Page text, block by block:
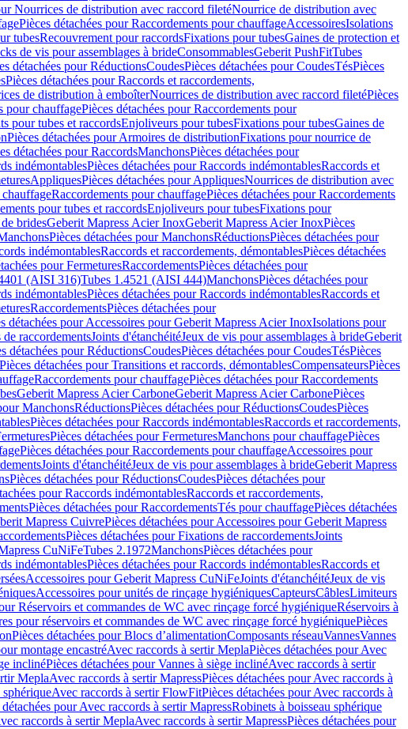
Nourrices de distribution avec raccord filetéNourrice de distribution avec
Pièces détachées pour Raccordements pour chauffageAccessoiresIsolations
tubesRecouvrement pour raccordsFixations pour tubesGaines de protection et
de vis pour assemblages à brideConsommablesGeberit PushFitTubes
détachées pour RéductionsCoudesPièces détachées pour CoudesTésPièces
Pièces détachées pour Raccords et raccordements,
de distribution à emboîterNourrices de distribution avec raccord filetéPièces
pour chauffagePièces détachées pour Raccordements pour
pour tubes et raccordsEnjoliveurs pour tubesFixations pour tubesGaines de
Pièces détachées pour Armoires de distributionFixations pour nourrice de
détachées pour RaccordsManchonsPièces détachées pour
indémontablesPièces détachées pour Raccords indémontablesRaccords et
AppliquesPièces détachées pour AppliquesNourrices de distribution avec
chauffageRaccordements pour chauffagePièces détachées pour Raccordements
pour tubes et raccordsEnjoliveurs pour tubesFixations pour
bridesGeberit Mapress Acier InoxGeberit Mapress Acier InoxPièces
Pièces détachées pour ManchonsRéductionsPièces détachées pour
indémontablesRaccords et raccordements, démontablesPièces détachées
pour FermeturesRaccordementsPièces détachées pour
(AISI 316)Tubes 1.4521 (AISI 444)ManchonsPièces détachées pour
indémontablesPièces détachées pour Raccords indémontablesRaccords et
RaccordementsPièces détachées pour
détachées pour Accessoires pour Geberit Mapress Acier InoxIsolations pour
raccordementsJoints d'étanchéitéJeux de vis pour assemblages à brideGeberit
détachées pour RéductionsCoudesPièces détachées pour CoudesTésPièces
Pièces détachées pour Transitions et raccords, démontablesCompensateursPièces
Raccordements pour chauffagePièces détachées pour Raccordements
Geberit Mapress Acier CarboneGeberit Mapress Acier CarbonePièces
ManchonsRéductionsPièces détachées pour RéductionsCoudesPièces
Pièces détachées pour Raccords indémontablesRaccords et raccordements,
Pièces détachées pour FermeturesManchons pour chauffagePièces
Pièces détachées pour Raccordements pour chauffageAccessoires pour
Joints d'étanchéitéJeux de vis pour assemblages à brideGeberit Mapress
Pièces détachées pour RéductionsCoudesPièces détachées pour
pour Raccords indémontablesRaccords et raccordements,
Pièces détachées pour RaccordementsTés pour chauffagePièces détachées
Mapress CuivrePièces détachées pour Accessoires pour Geberit Mapress
Pièces détachées pour Fixations de raccordementsJoints
CuNiFeTubes 2.1972ManchonsPièces détachées pour
indémontablesPièces détachées pour Raccords indémontablesRaccords et
Accessoires pour Geberit Mapress CuNiFeJoints d'étanchéitéJeux de vis
Accessoires pour unités de rinçage hygiéniquesCapteursCâblesLimiteurs
Réservoirs et commandes de WC avec rinçage forcé hygiéniqueRéservoirs à
pour réservoirs et commandes de WC avec rinçage forcé hygiéniquePièces
Pièces détachées pour Blocs d’alimentationComposants réseauVannesVannes
montage encastréAvec raccords à sertir MeplaPièces détachées pour Avec
inclinéPièces détachées pour Vannes à siège inclinéAvec raccords à sertir
MeplaAvec raccords à sertir MapressPièces détachées pour Avec raccords à
sphériqueAvec raccords à sertir FlowFitPièces détachées pour Avec raccords à
détachées pour Avec raccords à sertir MapressRobinets à boisseau sphérique
raccords à sertir MeplaAvec raccords à sertir MapressPièces détachées pour